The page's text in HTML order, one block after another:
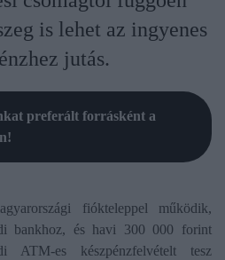
is lehet az ingyenes
jutás.
preferált forrásként a
fiókteleppel működik,
bankhoz, és havi 300 000 forint
ATM-es készpénzfelvételt tesz